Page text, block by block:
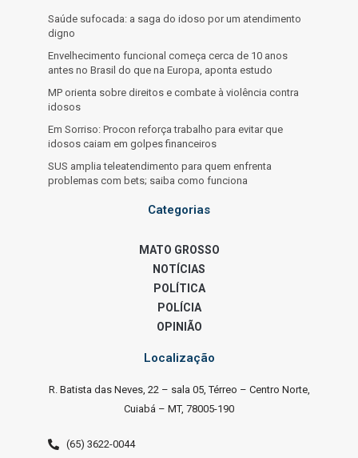
Saúde sufocada: a saga do idoso por um atendimento
digno
Envelhecimento funcional começa cerca de 10 anos
antes no Brasil do que na Europa, aponta estudo
MP orienta sobre direitos e combate à violência contra
idosos
Em Sorriso: Procon reforça trabalho para evitar que
idosos caiam em golpes financeiros
SUS amplia teleatendimento para quem enfrenta
problemas com bets; saiba como funciona
Categorias
MATO GROSSO
NOTÍCIAS
POLÍTICA
POLÍCIA
OPINIÃO
Localização
R. Batista das Neves, 22 – sala 05, Térreo – Centro Norte,
Cuiabá – MT, 78005-190
(65) 3622-0044